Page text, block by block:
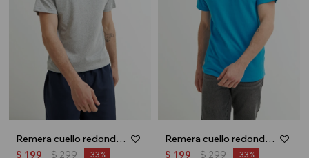
Remera cuello redondo - Gris melange
$ 199 $299 33
Remera cuello redondo - Azul francia
$ 199 $299 33